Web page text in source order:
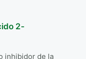
2-
inhibidor de la